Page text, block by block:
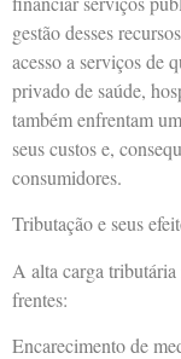
gestão desses
acesso a serviços de
privado de saúde,
também enfrentam
seus custos e,
consumidores.
Tributação e seus
A alta carga tributária
frentes:
Encarecimento de